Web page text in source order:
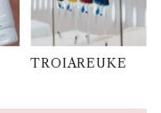
TROIAREUKE